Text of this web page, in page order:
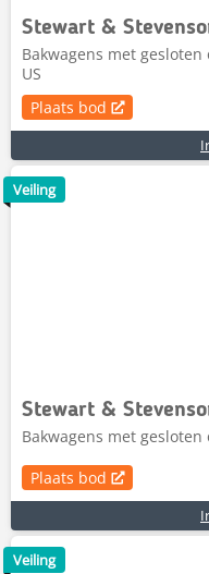
Stewart &
Bakwagens met gesloten
US
Plaats bod
Stewart &
Bakwagens met gesloten
Plaats bod
Veiling
Veiling